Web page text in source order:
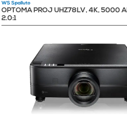
WS Spalluto
OPTOMA PROJ UHZ78LV, 4K, 5000
2.0:1